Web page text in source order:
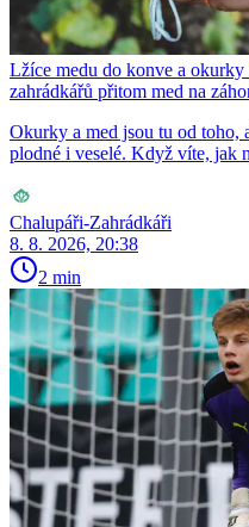
Lžíce medu do konve a
zahrádkářů přitom med na
Okurky a med jsou tu od toho,
plodné i veselé. Když víte, jak
Chalupáři-Zahrádkáři
8. 8. 2026, 20:38
2 min